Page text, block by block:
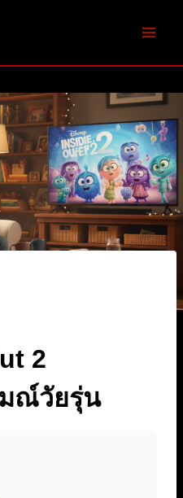
2
ณ์วัยรุ่น